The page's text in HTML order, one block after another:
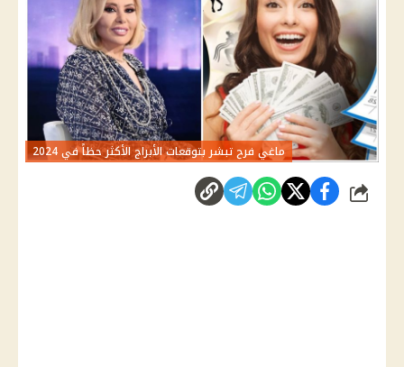
ماغي فرح تبشر بتوقعات الأبراج الأكثر حظاً في 2024
شارك